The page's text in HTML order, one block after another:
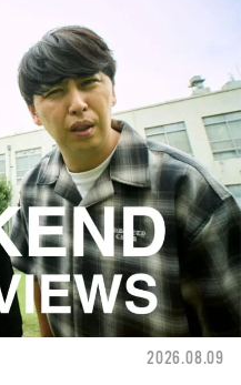
2026.08.09